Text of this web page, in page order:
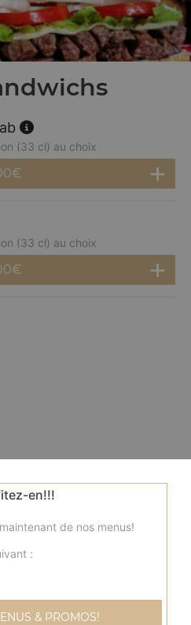
(33 cl) au choix
€
(33 cl) au choix
€
en!!!
de nos menus!
:
& PROMOS!